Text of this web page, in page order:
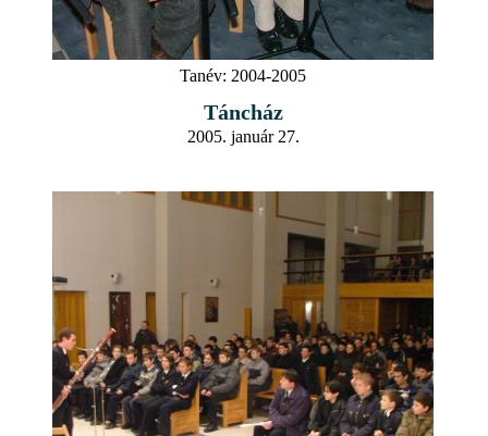
Tanév: 2004-2005
Táncház
2005. január 27.